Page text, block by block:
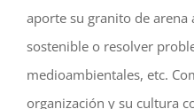
aporte su granito de
sostenible o resolver
medioambientales, etc.
organización y su cultura